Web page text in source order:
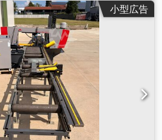
小型広告